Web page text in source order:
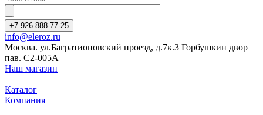
+7 926 888-77-25
info@eleroz.ru
Москва. ул.Багратионовский проезд, д.7к.3 Горбушкин двор
пав. C2-005A
Наш магазин
Каталог
Компания